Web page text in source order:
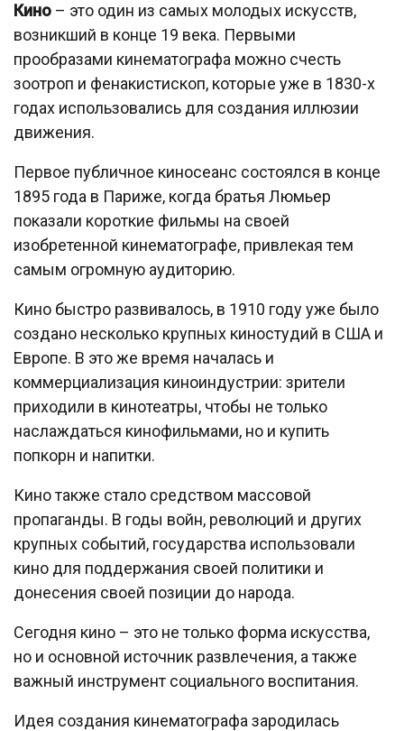
Кино – это один из самых молодых искусств,
возникший в конце 19 века. Первыми
прообразами кинематографа можно счесть
зоотроп и фенакистископ, которые уже в 1830-х
годах использовались для создания иллюзии
движения.
Первое публичное киносеанс состоялся в конце
1895 года в Париже, когда братья Люмьер
показали короткие фильмы на своей
изобретенной кинематографе, привлекая тем
самым огромную аудиторию.
Кино быстро развивалось, в 1910 году уже было
создано несколько крупных киностудий в США и
Европе. В это же время началась и
коммерциализация киноиндустрии: зрители
приходили в кинотеатры, чтобы не только
наслаждаться кинофильмами, но и купить
попкорн и напитки.
Кино также стало средством массовой
пропаганды. В годы войн, революций и других
крупных событий, государства использовали
кино для поддержания своей политики и
донесения своей позиции до народа.
Сегодня кино – это не только форма искусства,
но и основной источник развлечения, а также
важный инструмент социального воспитания.
Идея создания кинематографа зародилась